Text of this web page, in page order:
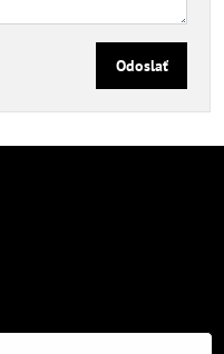
Odoslať